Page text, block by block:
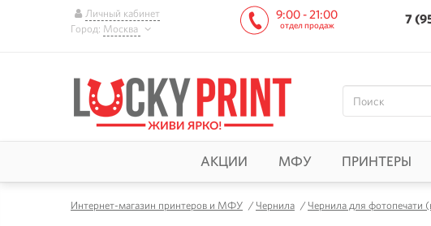
Личный кабинет
Город: Москва
9:00 - 21:00
отдел продаж 7
АКЦИИ МФУ ПРИНТЕРЫ
Интернет-магазин принтеров и МФУ /Чернила /Чернила для фотопечати